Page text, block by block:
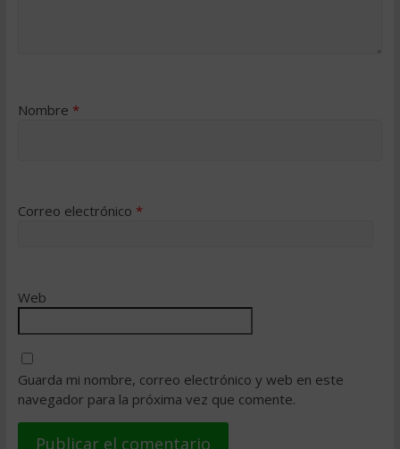
Nombre *
Correo electrónico *
Web
Guarda mi nombre, correo electrónico y web en este
navegador para la próxima vez que comente.